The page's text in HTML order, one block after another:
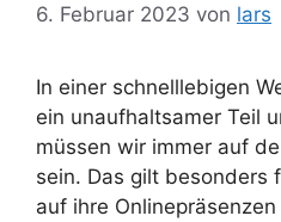
6. Februar 2023 von lars
In einer schnelllebigen
ein unaufhaltsamer Teil
müssen wir immer auf
sein. Das gilt besonders
auf ihre